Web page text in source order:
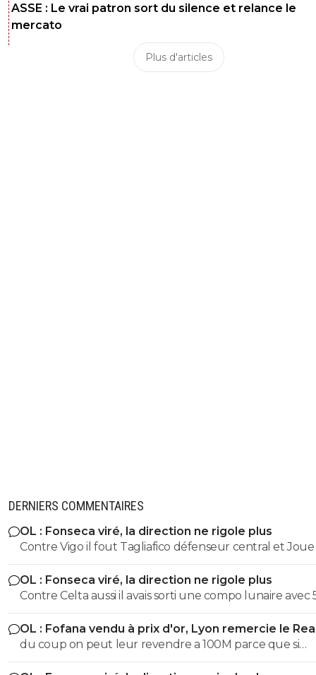
ASSE : Le vrai patron sort du silence et relance le
mercato
Plus d'articles
DERNIERS COMMENTAIRES
OL : Fonseca viré, la direction ne rigole plus
Contre Vigo il fout Tagliafico défenseur central et Joue
une défense à 5
OL : Fonseca viré, la direction ne rigole plus
Contre Celta aussi il avais sorti une compo lunaire avec
défenseurs Contre united il titularise akoukou il en est pas a
son premier coup essai
OL : Fofana vendu à prix d'or, Lyon remercie le
du coup on peut leur revendre a 100M parce que si
diomande en vaut 140 je vois pas trop pourquoi fofana